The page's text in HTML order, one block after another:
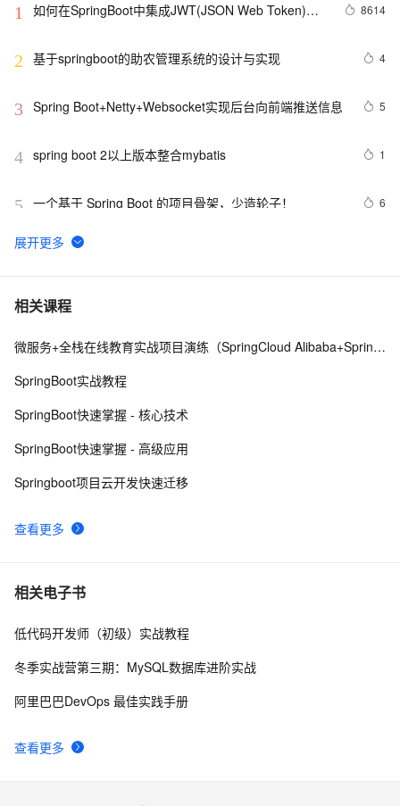
1
如何在SpringBoot中集成JWT(JSON Web Token)鉴
8614
2 基于springboot的助农管理系统的设计与实现 4
3 Spring Boot+Netty+Websocket实现后台向前端推送信息 5
4 spring boot 2以上版本整合mybatis 1
5 6
6
windows解决SpringBoot启动时：APPLICATION
7 spring boot 集成websocket与shiro的坑
8 SpringBoot+async异步调用接口以及几个任务同时完成
6
息，指标收集，运行情况监控等！（一）
10Jenkins Pipeline 流水线方式部署 SpringBoot 项目2
相关课程
查看更多
微服务+全栈在线教育实战项目演练（SpringCloud Alibaba+SpringBoot）
SpringBoot实战教程
SpringBoot快速掌握 - 核心技术
SpringBoot快速掌握 - 高级应用
Springboot项目云开发快速迁移
相关电子书
查看更多
低代码开发师（初级）实战教程
冬季实战营第三期：MySQL数据库进阶实战
阿里巴巴DevOps 最佳实践手册